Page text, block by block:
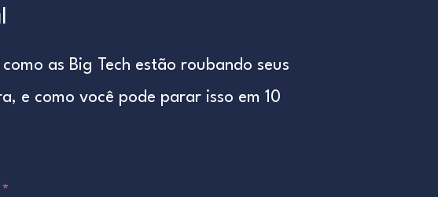
as Big Tech estão roubando seus
e como você pode parar isso em 10